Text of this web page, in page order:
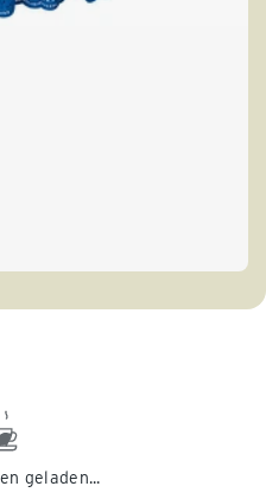
geladen...